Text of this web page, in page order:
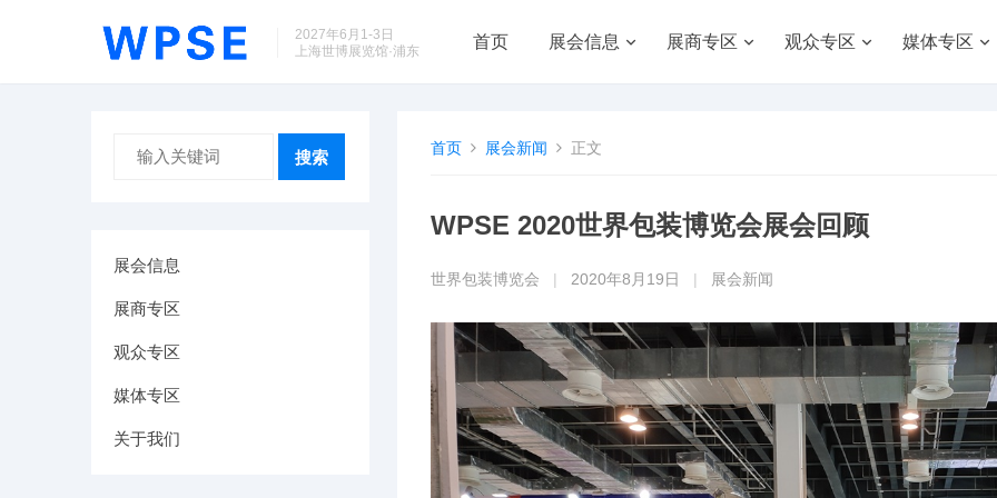
2027年6月1-3日
上海世博展览馆·浦东
首页 展会信息 展商专区 观众专区 媒体专区
首页 展会新闻 正文
WPSE 2020世界包装博览会展会回顾
世界包装博览会 2020年8月19日 展会新闻
搜索
展会信息
展商专区
观众专区
媒体专区
关于我们